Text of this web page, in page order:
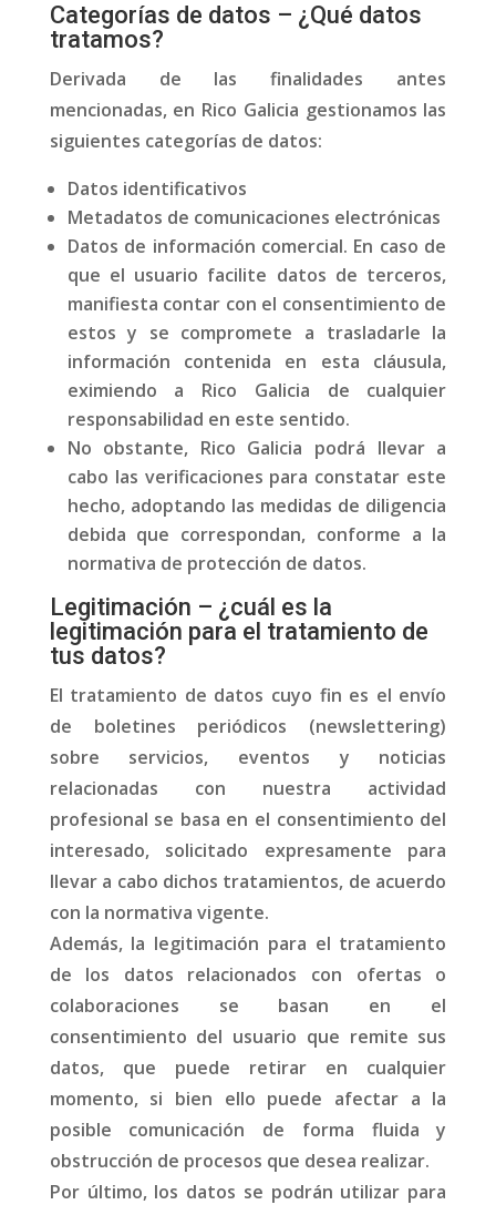
Categorías de datos – ¿Qué datos
tratamos?
Derivada de las finalidades antes
mencionadas, en Rico Galicia gestionamos las
siguientes categorías de datos:
Datos identificativos
Metadatos de comunicaciones electrónicas
Datos de información comercial. En caso de
que el usuario facilite datos de terceros,
manifiesta contar con el consentimiento de
estos y se compromete a trasladarle la
información contenida en esta cláusula,
eximiendo a Rico Galicia de cualquier
responsabilidad en este sentido.
No obstante, Rico Galicia podrá llevar a
cabo las verificaciones para constatar este
hecho, adoptando las medidas de diligencia
debida que correspondan, conforme a la
normativa de protección de datos.
Legitimación – ¿cuál es la
legitimación para el tratamiento de
tus datos?
El tratamiento de datos cuyo fin es el envío
de boletines periódicos (newslettering)
sobre servicios, eventos y noticias
relacionadas con nuestra actividad
profesional se basa en el consentimiento del
interesado, solicitado expresamente para
llevar a cabo dichos tratamientos, de acuerdo
con la normativa vigente.
Además, la legitimación para el tratamiento
de los datos relacionados con ofertas o
colaboraciones se basan en el
consentimiento del usuario que remite sus
datos, que puede retirar en cualquier
momento, si bien ello puede afectar a la
posible comunicación de forma fluida y
obstrucción de procesos que desea realizar.
Por último, los datos se podrán utilizar para